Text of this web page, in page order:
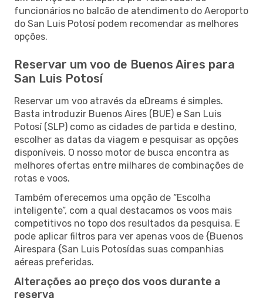
funcionários no balcão de atendimento do Aeroporto
do San Luis Potosí podem recomendar as melhores
opções.
Reservar um voo de Buenos Aires para
San Luis Potosí
Reservar um voo através da eDreams é simples.
Basta introduzir Buenos Aires (BUE) e San Luis
Potosí (SLP) como as cidades de partida e destino,
escolher as datas da viagem e pesquisar as opções
disponíveis. O nosso motor de busca encontra as
melhores ofertas entre milhares de combinações de
rotas e voos.
Também oferecemos uma opção de “Escolha
inteligente”, com a qual destacamos os voos mais
competitivos no topo dos resultados da pesquisa. E
pode aplicar filtros para ver apenas voos de {Buenos
Airespara {San Luis Potosídas suas companhias
aéreas preferidas.
Alterações ao preço dos voos durante a
reserva